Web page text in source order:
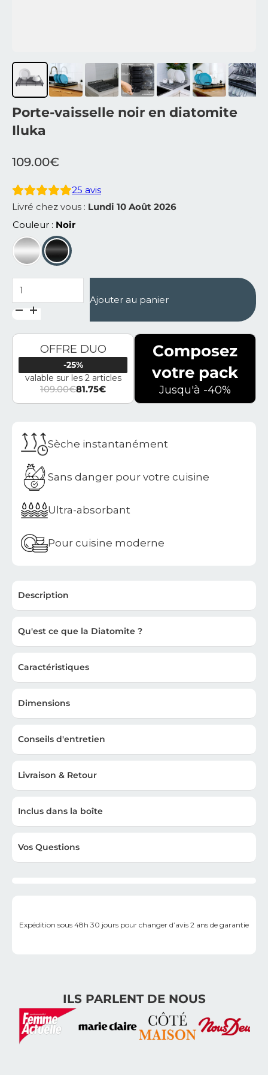
Porte-vaisselle noir en diatomite
Iluka
109.00€
25 avis
Livré chez vous : Lundi 10 Août 2026
Couleur
Noir
quantité de Porte-vaisselle noir en diatomite Iluka
Ajouter au panier
OFFRE DUO
-25%
valable sur les 2 articles
109.00€
Le prix initial était : 109.00€.
81.75€
Le prix actuel est : 81.75€.
Composez
votre pack
Jusqu'à -40%
Sèche instantanément
Sans danger pour votre cuisine
Ultra-absorbant
Pour cuisine moderne
Description
Qu'est ce que la Diatomite ?
Caractéristiques
Dimensions
Conseils d'entretien
Livraison & Retour
Inclus dans la boîte
Vos Questions
Expédition sous 48h 30 jours pour changer d’avis 2 ans de garantie
ILS PARLENT DE NOUS